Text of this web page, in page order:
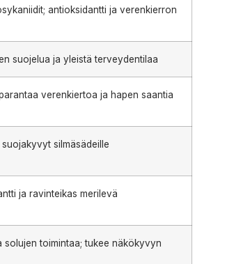
antioksidantti ja verenkierron
suojelua ja yleistä terveydentilaa
verenkiertoa ja hapen saantia
silmäsädeille
ja ravinteikas merilevä
solujen toimintaa; tukee näkökyvyn